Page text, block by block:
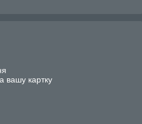
вашу картку